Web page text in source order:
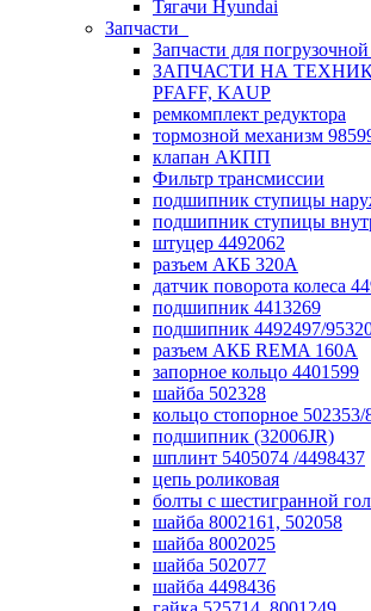
Тягачи Hyundai
Запчасти
Запчасти для
ЗАПЧАСТИ НА
PFAFF, KAUP
ремкомплект редуктора
тормозной механизм
клапан АКПП
Фильтр трансмиссии
подшипник ступицы
подшипник ступицы
штуцер 4492062
разъем АКБ 320А
датчик поворота колеса
подшипник 4413269
подшипник 4492497/
разъем АКБ REMA 160А
запорное кольцо 4401599
шайба 502328
кольцо стопорное 502353/
подшипник (32006JR)
шплинт 5405074 /4498437
цепь роликовая
болты с шестигранной
шайба 8002161, 502058
шайба 8002025
шайба 502077
шайба 4498436